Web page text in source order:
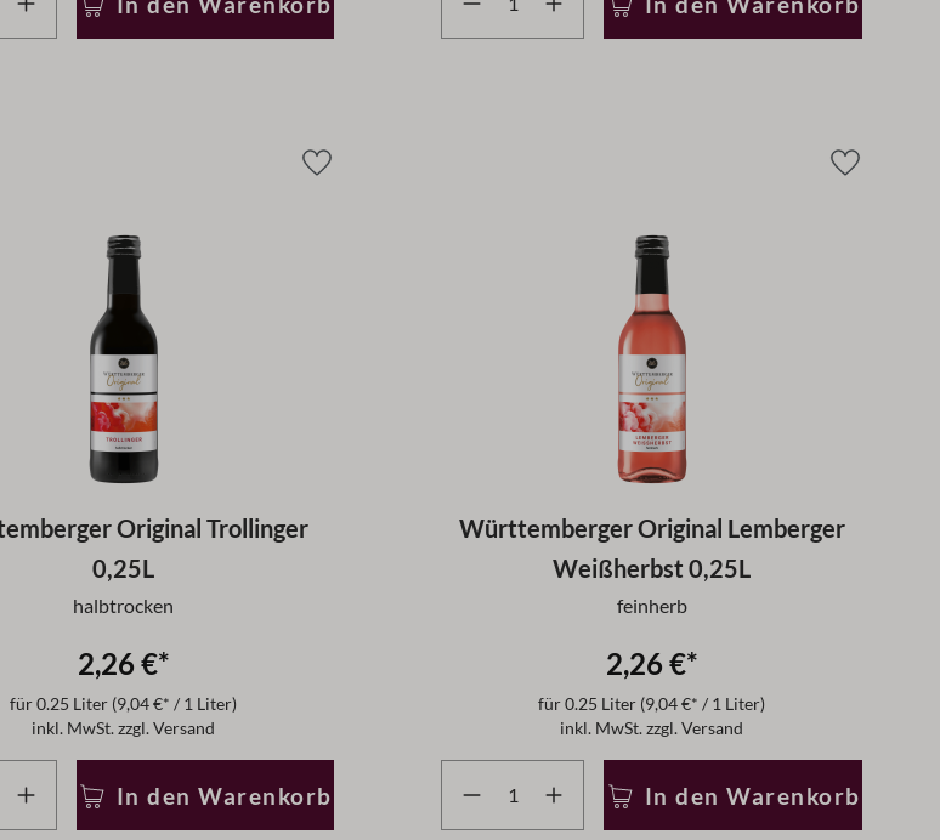
Original Trollinger
0,25L
halbtrocken
2,26 €*
für0.25 Liter (9,04 €* / 1 Liter)
inkl. MwSt. zzgl. Versand
In den Warenkorb
Württemberger Original Lemberger
Weißherbst 0,25L
feinherb
2,26 €*
für0.25 Liter (9,04 €* / 1 Liter)
inkl. MwSt. zzgl. Versand
In den Warenkorb